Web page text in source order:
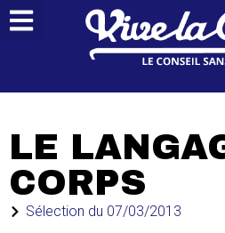
LE
CORPS
Sélection du 07/03/2013